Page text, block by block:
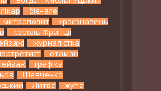
лікар
бієнале
митрополит
краєзнавець
король Франції
журналістка
отаман
графіка
Шевченко
Литва жупа